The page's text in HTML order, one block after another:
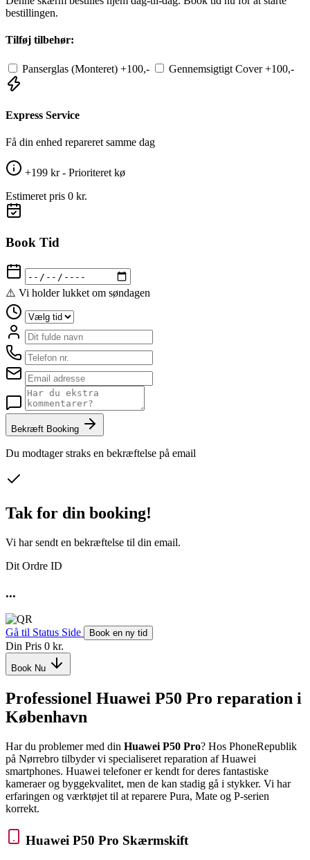
bestillingen.
Tilføj tilbehør:
Panserglas (Monteret) +100,- Gennemsigtigt Cover +100,-
Express Service
Få din enhed repareret samme dag
+199 kr - Prioriteret kø
Estimeret pris 0 kr.
Book Tid
⚠️ Vi holder lukket om søndagen
Bekræft Booking
Du modtager straks en bekræftelse på email
Tak for din booking!
Vi har sendt en bekræftelse til din email.
Dit Ordre ID
...
Gå til Status Side Book en ny tid
Din Pris 0 kr.
Book Nu
Professionel Huawei P50 Pro reparation i
København
Har du problemer med din Huawei P50 Pro? Hos PhoneRepublik
på Nørrebro tilbyder vi specialiseret reparation af Huawei
smartphones. Huawei telefoner er kendt for deres fantastiske
kameraer og byggekvalitet, men de kan stadig gå i stykker. Vi har
erfaringen og værktøjet til at reparere Pura, Mate og P-serien
korrekt.
Huawei P50 Pro Skærmskift